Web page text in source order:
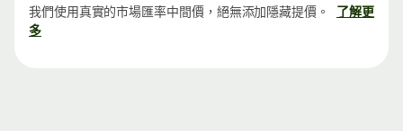
我們使用真實的市場匯率中間價，絕無添加隱藏提價。
了解更
多